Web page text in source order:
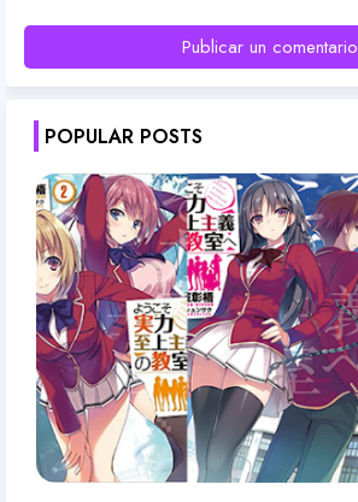
Publicar un comentario
POPULAR POSTS